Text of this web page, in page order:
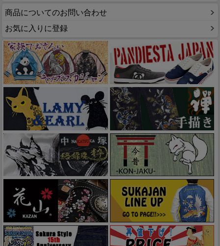
商品についてのお問い合わせ
お気に入りに登録